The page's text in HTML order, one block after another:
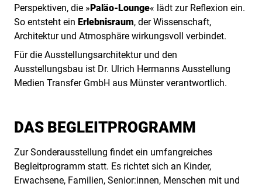
Perspektiven, die »Paläo-Lounge« lädt zur Reflexion ein.
So entsteht ein Erlebnisraum, der Wissenschaft,
Architektur und Atmosphäre wirkungsvoll verbindet.
Für die Ausstellungsarchitektur und den
Ausstellungsbau ist Dr. Ulrich Hermanns Ausstellung
Medien Transfer GmbH aus Münster verantwortlich.
DAS BEGLEITPROGRAMM
Zur Sonderausstellung findet ein umfangreiches
Begleitprogramm statt. Es richtet sich an Kinder,
Erwachsene, Familien, Senior:innen, Menschen mit und